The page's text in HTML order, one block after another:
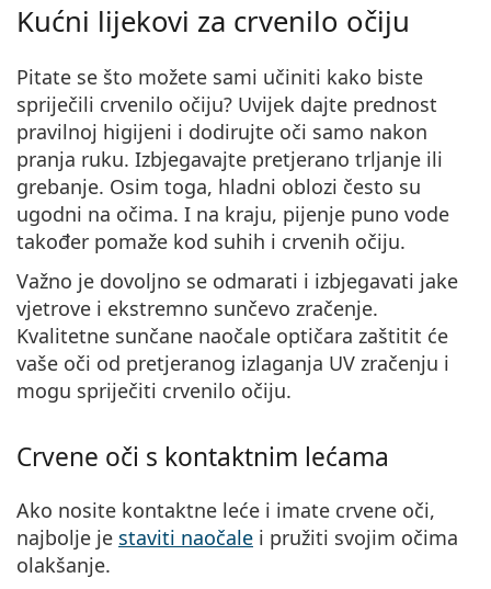
Kućni lijekovi za crvenilo očiju
Pitate se što možete sami učiniti kako biste
spriječili crvenilo očiju? Uvijek dajte prednost
pravilnoj higijeni i dodirujte oči samo nakon
pranja ruku. Izbjegavajte pretjerano trljanje ili
grebanje. Osim toga, hladni oblozi često su
ugodni na očima. I na kraju, pijenje puno vode
također pomaže kod suhih i crvenih očiju.
Važno je dovoljno se odmarati i izbjegavati jake
vjetrove i ekstremno sunčevo zračenje.
Kvalitetne sunčane naočale optičara zaštitit će
vaše oči od pretjeranog izlaganja UV zračenju i
mogu spriječiti crvenilo očiju.
Crvene oči s kontaktnim lećama
Ako nosite kontaktne leće i imate crvene oči,
najbolje je staviti naočale i pružiti svojim očima
olakšanje.